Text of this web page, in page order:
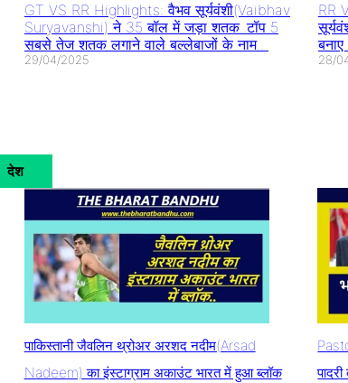
GT VS RR Highlights: वैभव सूर्यवंशी(Vaibhav
Suryavanshi) ने 35 बॉल में जड़ा शतक..टॉप 5
सबसे तेज शतक लगाने वाले बल्लेबाजों के नाम..
29/04/2025
RR
28/
देश
पाकिस्तानी जैवलिन थ्रोअर अरशद नदीम(Arsad
Nadeem) का इंस्टाग्राम अकाउंट भारत में हुआ ब्लॉक